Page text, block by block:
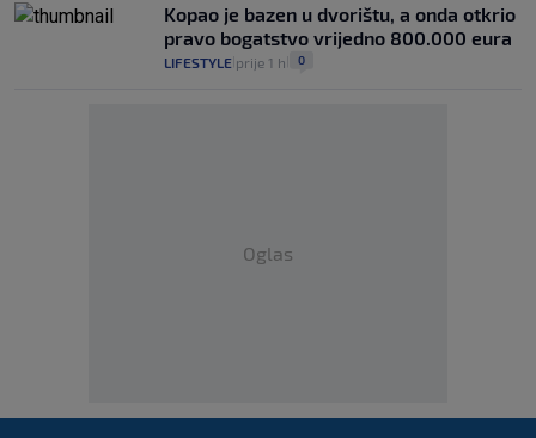
Kopao je bazen u dvorištu, a onda otkrio
pravo bogatstvo vrijedno 800.000 eura
LIFESTYLE prije 1 h 0
Oglas